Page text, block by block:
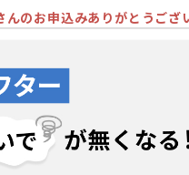
のお申込みありがとうござ